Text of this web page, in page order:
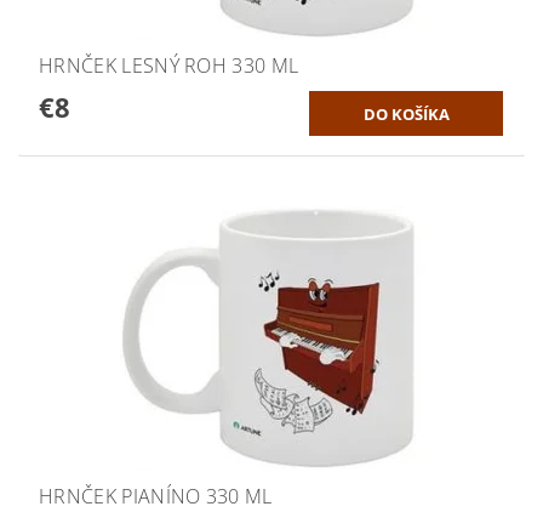
HRNČEK LESNÝ ROH 330 ML
€8
HRNČEK PIANÍNO 330 ML